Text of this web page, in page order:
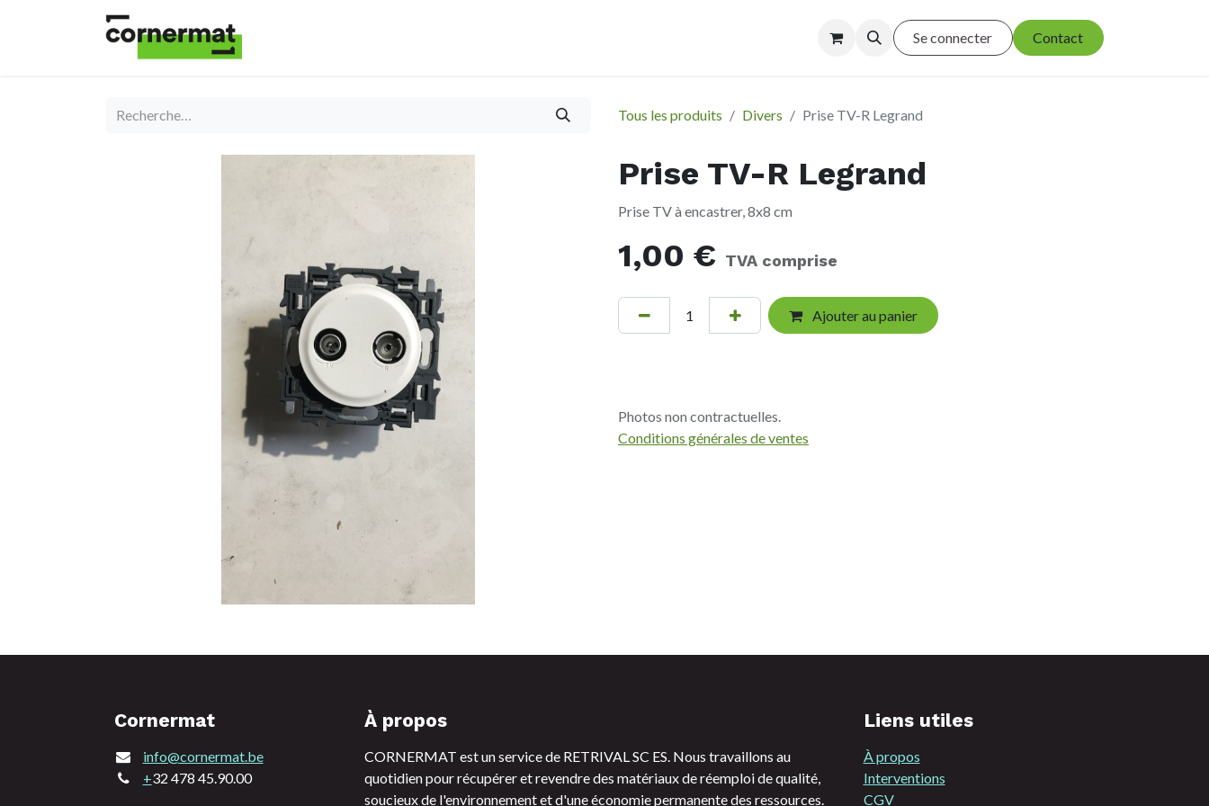
Se connecter Contact
Tous les produits Divers Prise TV-R Legrand
Prise TV-R Legrand
Prise TV à encastrer, 8x8 cm
1,00 € TVA comprise
Ajouter au panier
Photos non contractuelles.
Conditions générales de ventes
Cornermat
info@cornermat.be
+32 478 45.90.00
À propos
CORNERMAT est un service de RETRIVAL SC ES. Nous travaillons au
quotidien pour récupérer et revendre des matériaux de réemploi de qualité,
soucieux de l'environnement et d'une économie permanente des ressources.
Liens utiles
À propos
Interventions
CGV